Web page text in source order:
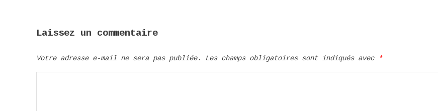
Laissez un commentaire
Votre adresse e-mail ne sera pas publiée. Les champs obligatoires sont indiqués avec *